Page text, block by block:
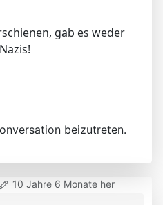
gab es weder
beizutreten.
10 Jahre 6 Monate her